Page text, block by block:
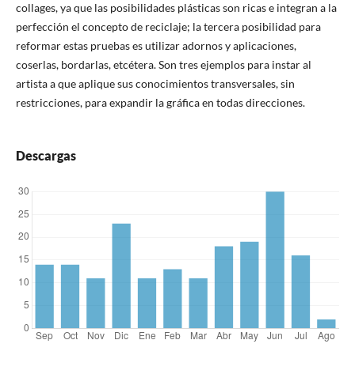
collages, ya que las posibilidades plásticas son ricas e integran a la
perfección el concepto de reciclaje; la tercera posibilidad para
reformar estas pruebas es utilizar adornos y aplicaciones,
coserlas, bordarlas, etcétera. Son tres ejemplos para instar al
artista a que aplique sus conocimientos transversales, sin
restricciones, para expandir la gráfica en todas direcciones.
Descargas